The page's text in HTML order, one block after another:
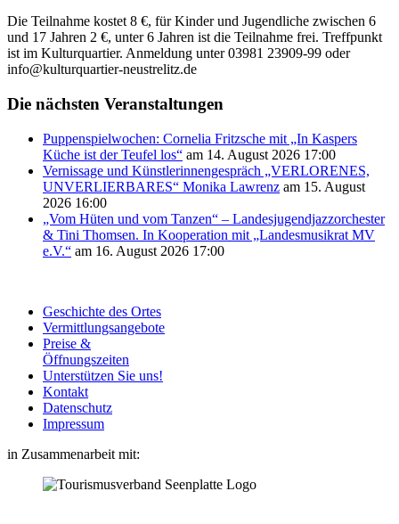
Die Teilnahme kostet 8 €, für Kinder und Jugendliche zwischen 6
und 17 Jahren 2 €, unter 6 Jahren ist die Teilnahme frei. Treffpunkt
ist im Kulturquartier. Anmeldung unter 03981 23909-99 oder
info@kulturquartier-neustrelitz.de
Die nächsten Veranstaltungen
Puppenspielwochen: Cornelia Fritzsche mit „In Kaspers
Küche ist der Teufel los“ am 14. August 2026 17:00
Vernissage und Künstlerinnengespräch „VERLORENES,
UNVERLIERBARES“ Monika Lawrenz am 15. August
2026 16:00
„Vom Hüten und vom Tanzen“ – Landesjugendjazzorchester
& Tini Thomsen. In Kooperation mit „Landesmusikrat MV
e.V.“ am 16. August 2026 17:00
Geschichte des Ortes
Vermittlungsangebote
Preise &
Öffnungszeiten
Unterstützen Sie uns!
Kontakt
Datenschutz
Impressum
in Zusammenarbeit mit: